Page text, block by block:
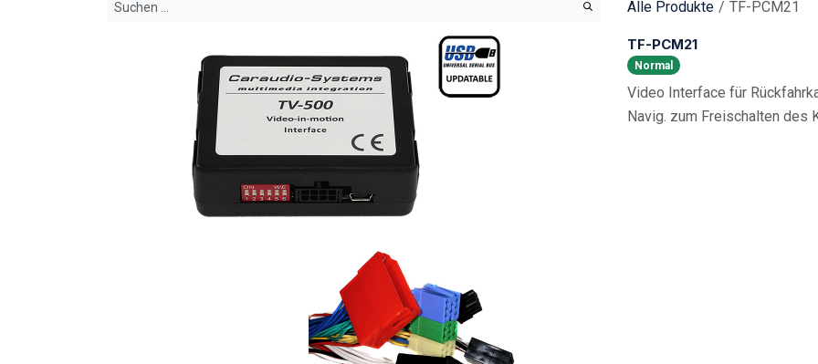
Alle Produkte TF-PCM21
TF-PCM21
Normal
Video Interface für
Navig. zum Freischalten des